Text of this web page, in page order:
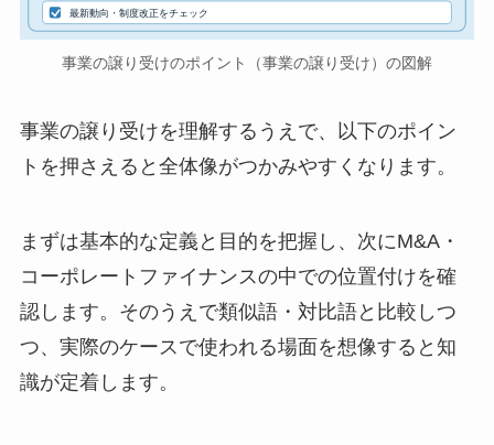
最新動向・制度改正をチェック
事業の譲り受けのポイント（事業の譲り受け）の図解
事業の譲り受けを理解するうえで、以下のポイン
トを押さえると全体像がつかみやすくなります。
まずは基本的な定義と目的を把握し、次にM&A・
コーポレートファイナンスの中での位置付けを確
認します。そのうえで類似語・対比語と比較しつ
つ、実際のケースで使われる場面を想像すると知
識が定着します。